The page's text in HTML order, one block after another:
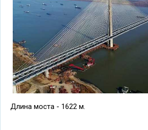
Длина моста - 1622 м.